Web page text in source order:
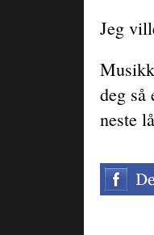
Jeg
deg
neste